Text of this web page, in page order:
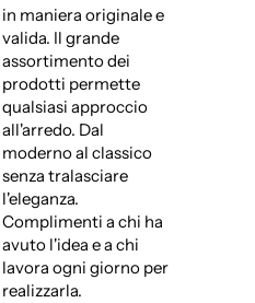
in maniera originale e
valida. Il grande
assortimento dei
prodotti permette
qualsiasi approccio
all'arredo. Dal
moderno al classico
senza tralasciare
l'eleganza.
Complimenti a chi ha
avuto l'idea e a chi
lavora ogni giorno per
realizzarla.